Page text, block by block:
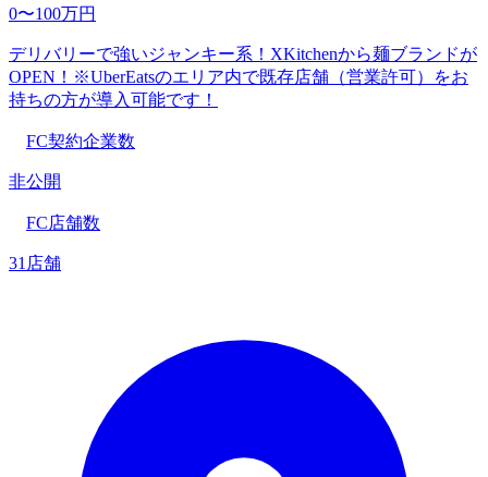
0〜100万円
デリバリーで強いジャンキー系！XKitchenから麺ブランドが
OPEN！※UberEatsのエリア内で既存店舗（営業許可）をお
持ちの方が導入可能です！
FC契約企業数
非公開
FC店舗数
31店舗